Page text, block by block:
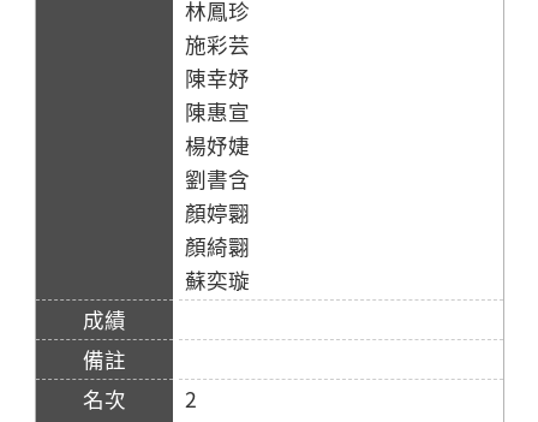
林鳳珍
施彩芸
陳幸妤
陳惠宣
楊妤婕
劉書含
顏婷翾
顏綺翾
蘇奕璇
2